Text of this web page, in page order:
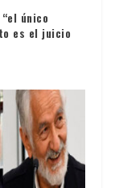
único
es el juicio